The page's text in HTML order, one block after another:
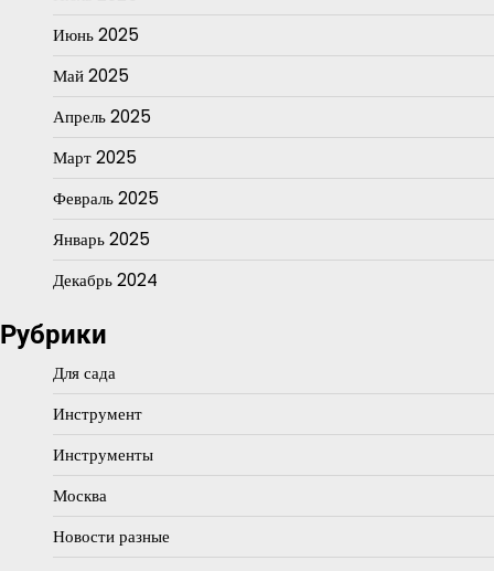
Июнь 2025
Май 2025
Апрель 2025
Март 2025
Февраль 2025
Январь 2025
Декабрь 2024
Рубрики
Для сада
Инструмент
Инструменты
Москва
Новости разные